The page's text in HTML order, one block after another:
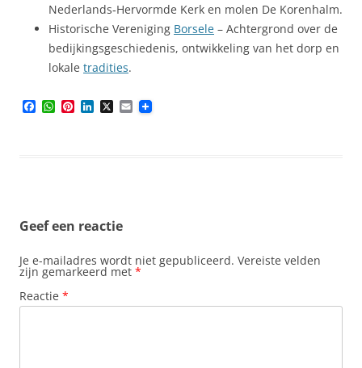
Nederlands‑Hervormde Kerk en molen De Korenhalm.
Historische Vereniging Borsele – Achtergrond over de
bedijkingsgeschiedenis, ontwikkeling van het dorp en
lokale tradities.
W P X E
m
Geef een reactie
Je e-mailadres wordt niet gepubliceerd. Vereiste velden
zijn gemarkeerd met *
Reactie *